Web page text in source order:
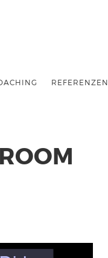
REFERENZEN